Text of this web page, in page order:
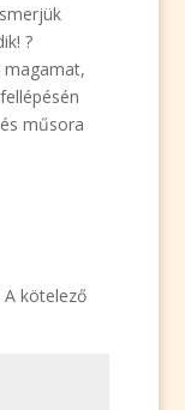
?
magamat,
műsora
A kötelező